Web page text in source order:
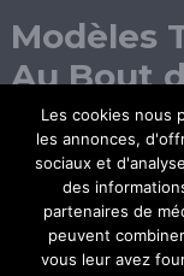
Modèles
Au Bout
Les cookies nous
les annonces,
sociaux et
des
partenaires de
peuvent
vous leur avez